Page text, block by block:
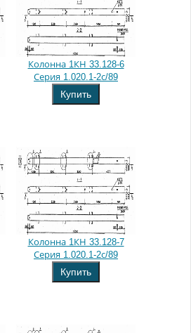
Колонна 1КН 33.128-6
Серия 1.020.1-2с/89
Купить
Колонна 1КН 33.128-7
Серия 1.020.1-2с/89
Купить